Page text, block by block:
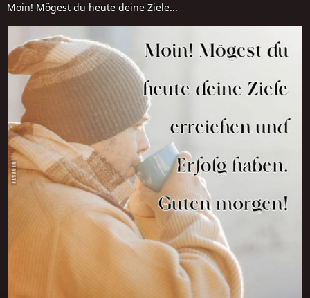
Moin! Mögest du heute deine Ziele...